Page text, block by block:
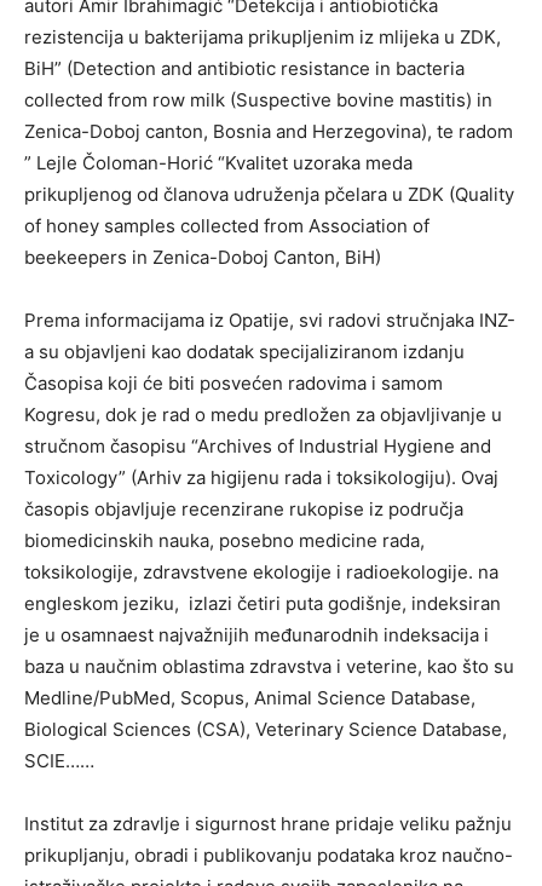
autori Amir Ibrahimagić “Detekcija i antiobiotička
rezistencija u bakterijama prikupljenim iz mlijeka u ZDK,
BiH” (Detection and antibiotic resistance in bacteria
collected from row milk (Suspective bovine mastitis) in
Zenica-Doboj canton, Bosnia and Herzegovina), te radom
” Lejle Čoloman-Horić “Kvalitet uzoraka meda
prikupljenog od članova udruženja pčelara u ZDK (Quality
of honey samples collected from Association of
beekeepers in Zenica-Doboj Canton, BiH)
Prema informacijama iz Opatije, svi radovi stručnjaka INZ-
a su objavljeni kao dodatak specijaliziranom izdanju
Časopisa koji će biti posvećen radovima i samom
Kogresu, dok je rad o medu predložen za objavljivanje u
stručnom časopisu “Archives of Industrial Hygiene and
Toxicology” (Arhiv za higijenu rada i toksikologiju). Ovaj
časopis objavljuje recenzirane rukopise iz područja
biomedicinskih nauka, posebno medicine rada,
toksikologije, zdravstvene ekologije i radioekologije. na
engleskom jeziku, izlazi četiri puta godišnje, indeksiran
je u osamnaest najvažnijih međunarodnih indeksacija i
baza u naučnim oblastima zdravstva i veterine, kao što su
Medline/PubMed, Scopus, Animal Science Database,
Biological Sciences (CSA), Veterinary Science Database,
SCIE……
Institut za zdravlje i sigurnost hrane pridaje veliku pažnju
prikupljanju, obradi i publikovanju podataka kroz naučno-